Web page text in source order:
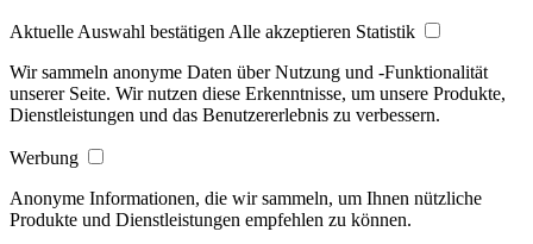
Aktuelle Auswahl bestätigen Alle akzeptieren Statistik
Wir sammeln anonyme Daten über Nutzung und -Funktionalität
unserer Seite. Wir nutzen diese Erkenntnisse, um unsere Produkte,
Dienstleistungen und das Benutzererlebnis zu verbessern.
Werbung
Anonyme Informationen, die wir sammeln, um Ihnen nützliche
Produkte und Dienstleistungen empfehlen zu können.